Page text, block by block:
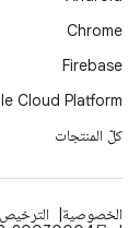
Chrome
Firebase
Cloud Platform
كلّ المنتجات
الخصوصية الترخيص